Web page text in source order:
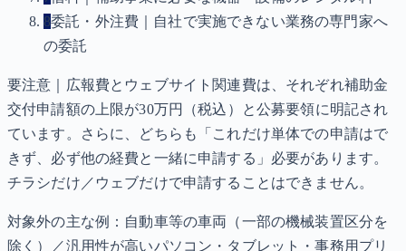
8委託・外注費｜自社で実施できない業務の専門家へ
の委託
要注意｜広報費とウェブサイト関連費は、それぞれ補助金
交付申請額の上限が30万円（税込）と公募要領に明記され
ています。さらに、どちらも「これだけ単体での申請はで
きず、必ず他の経費と一緒に申請する」必要があります。
チラシだけ／ウェブだけで申請することはできません。
対象外の主な例：自動車等の車両（一部の機械装置区分を
除く）／汎用性が高いパソコン・タブレット・事務用プリ